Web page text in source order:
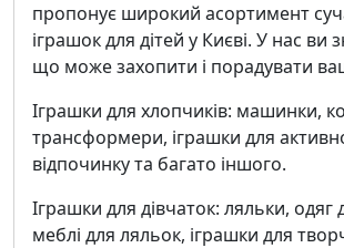
пропонує широкий асортимент
іграшок для дітей у Києві. У нас ви
що може захопити і порадувати
Іграшки для хлопчиків: машинки,
трансформери, іграшки для
відпочинку та багато іншого.
Іграшки для дівчаток: ляльки, одяг
меблі для ляльок, іграшки для